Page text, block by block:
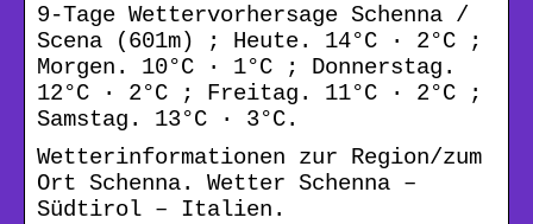
9-Tage Wettervorhersage Schenna /
Scena (601m) ; Heute. 14°C · 2°C ;
Morgen. 10°C · 1°C ; Donnerstag.
12°C · 2°C ; Freitag. 11°C · 2°C ;
Samstag. 13°C · 3°C.
Wetterinformationen zur Region/zum
Ort Schenna. Wetter Schenna –
Südtirol – Italien.